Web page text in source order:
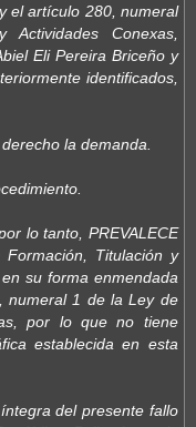
el artículo 280, numeral
Conexas,
Eli Pereira Briceño y
identificados,
la demanda.
lo tanto, PREVALECE
Titulación y
su forma enmendada
numeral 1 de la Ley de
por lo que no tiene
establecida en esta
del presente fallo